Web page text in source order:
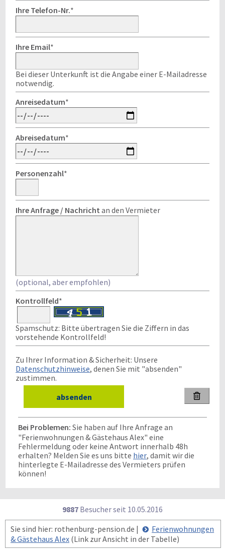
Ihre Telefon-Nr.*
Ihre Email*
Bei dieser Unterkunft ist die Angabe einer E-Mailadresse
notwendig.
Anreisedatum*
Abreisedatum*
Personenzahl*
Ihre Anfrage / Nachricht an den Vermieter
(optional, aber empfohlen)
Kontrollfeld*
Spamschutz: Bitte übertragen Sie die Ziffern in das
vorstehende Kontrollfeld!
Zu Ihrer Information & Sicherheit: Unsere
Datenschutzhinweise, denen Sie mit "absenden"
zustimmen.

Bei Problemen: Sie haben auf Ihre Anfrage an
"Ferienwohnungen & Gästehaus Alex" eine
Fehlermeldung oder keine Antwort innerhalb 48h
erhalten? Melden Sie es uns bitte hier, damit wir die
hinterlegte E-Mailadresse des Vermieters prüfen
können!
9887 Besucher seit 10.05.2016
Sie sind hier: rothenburg-pension.de |
Ferienwohnungen
& Gästehaus Alex (Link zur Ansicht in der Tabelle)